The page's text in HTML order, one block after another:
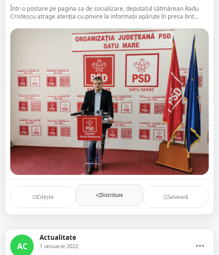
Într-o postare pe pagina sa de socializare, deputatul sătmărean Radu
Cristescu atrage atenția cu privire la informații apărute în presa brit...
Citește Distribuie Salvează
AC
Actualitate
1 ianuarie 2022